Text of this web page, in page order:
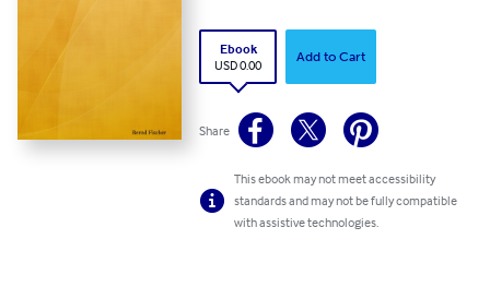
Ebook
USD 0.00
Add to Cart
Share
This ebook may not meet accessibility
standards and may not be fully compatible
with assistive technologies.